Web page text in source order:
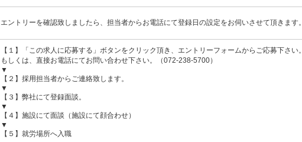
エントリーを確認致しましたら、担当者からお電話にて登録日の設定をお伺いさせて頂きます。
【１】「この求人に応募する」ボタンをクリック頂き、エントリーフォームからご応募下さい。
もしくは、直接お電話にてお問い合わせ下さい。（072-238-5700）
▼
【２】採用担当者からご連絡致します。
▼
【３】弊社にて登録面談。
▼
【４】施設にて面談（施設にて顔合わせ）
▼
【５】就労場所へ入職